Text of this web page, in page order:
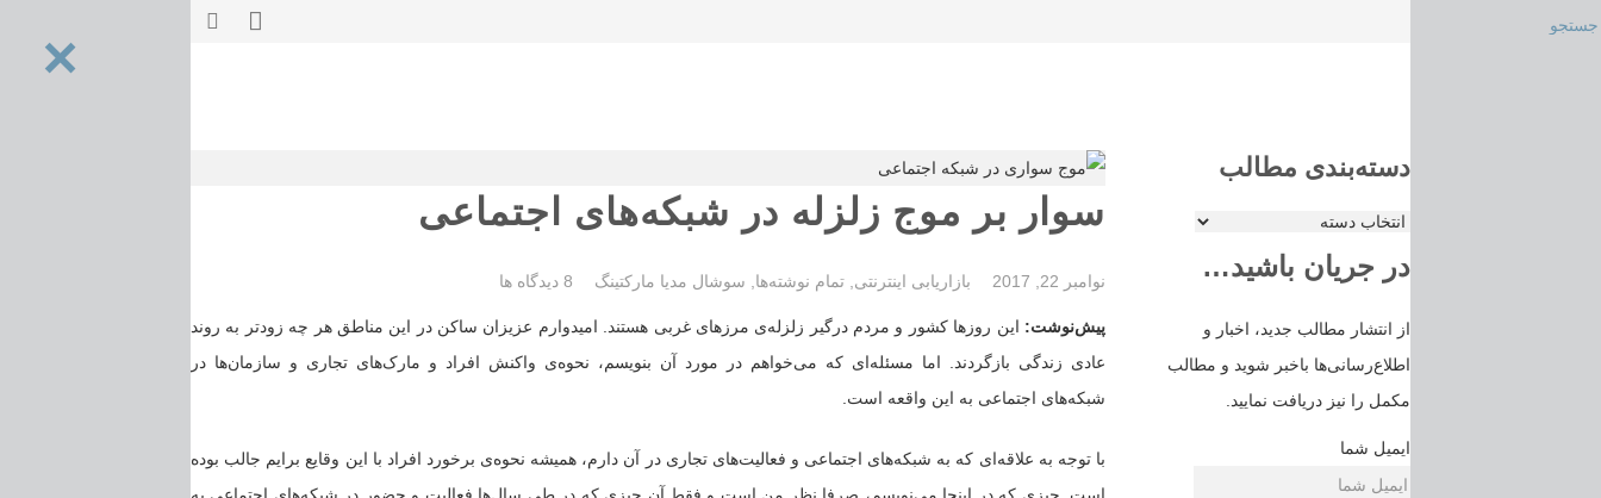
سوار بر موج زلزله در شبکه‌های اجتماعی
نوامبر 22, 2017 بازاریابی اینترنتی تمام نوشته‌ها سوشال مدیا مارکتینگ 8 دیدگاه ها
پیش‌نوشت: این روزها کشور و مردم درگیر زلزله‌ی مرزهای غربی هستند. امیدوارم عزیزان ساکن در این مناطق هر چه زودتر به روند
عادی زندگی بازگردند. اما مسئله‌ای که می‌خواهم در مورد آن بنویسم، نحوه‌ی واکنش افراد و مارک‌های تجاری و سازمان‌ها در
شبکه‌های اجتماعی به این واقعه است.
با توجه به علاقه‌ای که به شبکه‌های اجتماعی و فعالیت‌های تجاری در آن دارم، همیشه نحوه‌ی برخورد افراد با این وقایع برایم جالب بوده
دسته‌بندی مطالب
دسته‌بندی
مطالب
در جریان باشید…
از انتشار مطالب جدید، اخبار و
اطلاع‌رسانی‌ها باخبر شوید و مطالب
مکمل را نیز دریافت نمایید.
ایمیل شما